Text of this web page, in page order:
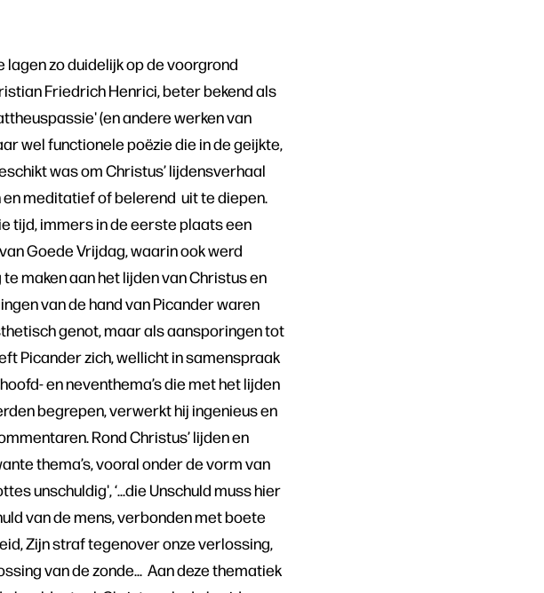
zo duidelijk op de voorgrond
Friedrich Henrici, beter bekend als
(en andere werken van
wel functionele poëzie die in de geijkte,
was om Christus’ lijdensverhaal
meditatief of belerend uit te diepen.
tijd, immers in de eerste plaats een
Goede Vrijdag, waarin ook werd
maken aan het lijden van Christus en
van de hand van Picander waren
genot, maar als aansporingen tot
Picander zich, wellicht in samenspraak
en neventhema’s die met het lijden
begrepen, verwerkt hij ingenieus en
Rond Christus’ lijden en
thema’s, vooral onder de vorm van
unschuldig', ‘...die Unschuld muss hier
van de mens, verbonden met boete
Zijn straf tegenover onze verlossing,
van de zonde... Aan deze thematiek